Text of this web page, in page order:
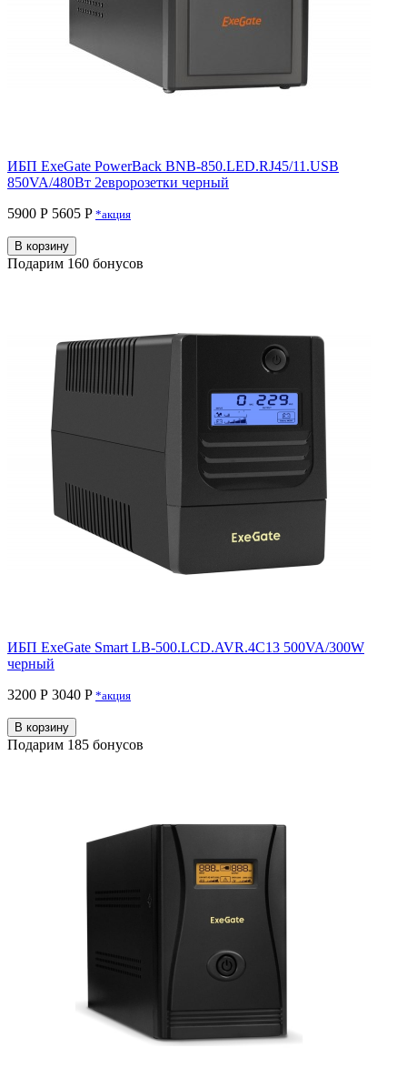
ИБП ExeGate PowerBack BNB-850.LED.RJ45/11.USB
850VA/480Вт 2евророзетки черный
5900 Р 5605 P *акция
В корзину
Подарим 160 бонусов
ИБП ExeGate Smart LB-500.LCD.AVR.4C13 500VA/300W
черный
3200 Р 3040 P *акция
В корзину
Подарим 185 бонусов